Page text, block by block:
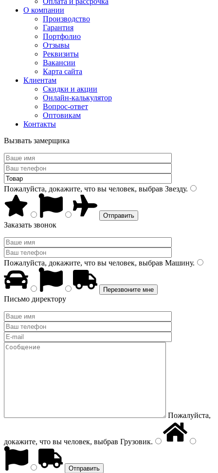
О компании
Производство
Гарантия
Портфолио
Отзывы
Реквизиты
Вакансии
Карта сайта
Клиентам
Скидки и акции
Онлайн-калькулятор
Вопрос-ответ
Оптовикам
Контакты
Вызвать замерщика
Пожалуйста, докажите, что вы человек, выбрав Звезду.
Заказать звонок
Пожалуйста, докажите, что вы человек, выбрав Машину.
Письмо директору
Пожалуйста,
докажите, что вы человек, выбрав Грузовик.